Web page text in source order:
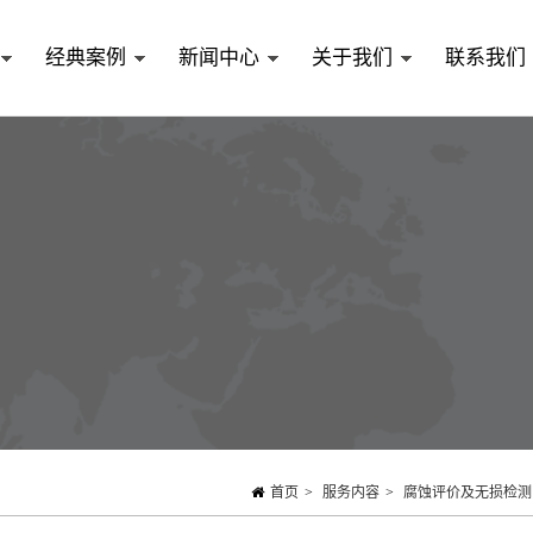
经典案例 新闻中心 关于我们 联系我们
首页 > 服务内容 > 腐蚀评价及无损检测